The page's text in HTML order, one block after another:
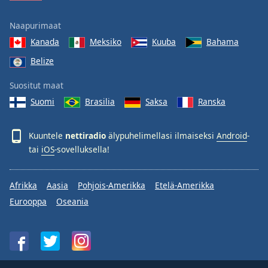
Naapurimaat
Kanada
Meksiko Kuuba
Bahama
Belize
Suositut maat
Suomi
Brasilia Saksa Ranska
Kuuntele nettiradio älypuhelimellasi ilmaiseksi Android-
tai iOS-sovelluksella!
Afrikka Aasia Pohjois-Amerikka
Etelä-Amerikka
Eurooppa
Oseania